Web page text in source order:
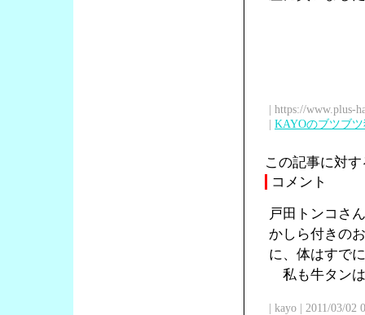
| https://www.plus-
| KAYOのブツブ
この記事に対
コメント
戸田トンコさ
かしら付きの
に、体はすで
私も牛タン
| kayo | 2011/03/02